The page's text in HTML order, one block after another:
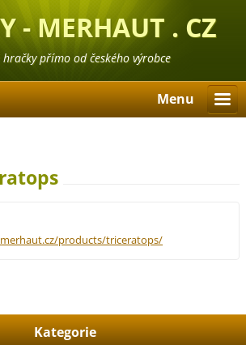
- MERHAUT . CZ
hračky přímo od českého výrobce
Menu
products/triceratops/
Kategorie